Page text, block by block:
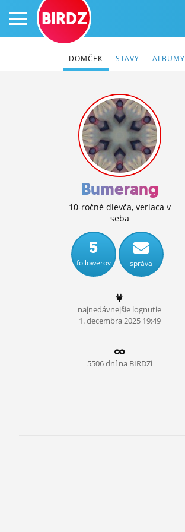
PRIHLÁS SA
ČINŽIAK
FÓRUM
STATUSY
BLOGY
OBRÁZKY
ĽUDIA
MÔJ PROFIL
NASTAVENIA
BIRDZ
DOMČEK STAVY ALBUMY
Bumerang
10-ročné dievča, veriaca v
seba
5
followerov správa
najnedávnejšie lognutie
1.decembra2025 19:49
5506 dní na BIRDZi